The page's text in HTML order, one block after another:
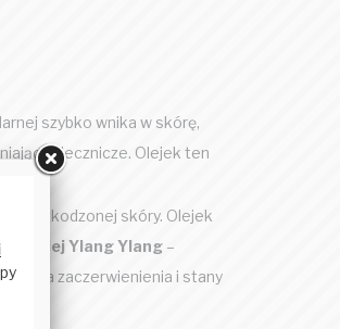
szybko wnika w skórę,
i lecznicze. Olejek ten
uszkodzonej skóry. Olejek
Olej Ylang Ylang –
zaczerwienienia i stany